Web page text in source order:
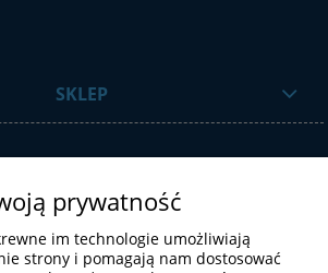
SKLEP
prywatność
im technologie umożliwiają
strony i pomagają nam dostosować